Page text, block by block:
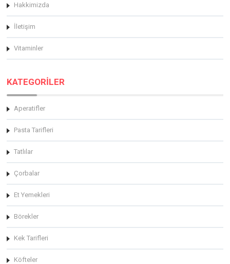
Hakkimizda
İletişim
Vitaminler
KATEGORİLER
Aperatifler
Pasta Tarifleri
Tatlılar
Çorbalar
Et Yemekleri
Börekler
Kek Tarifleri
Köfteler